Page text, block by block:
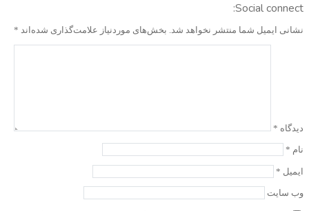
Social connect:
نشانی ایمیل شما منتشر نخواهد شد. بخش‌های موردنیاز علامت‌گذاری شده‌اند *
دیدگاه *
نام *
ایمیل *
وب‌ سایت